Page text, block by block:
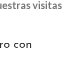
visitas
con